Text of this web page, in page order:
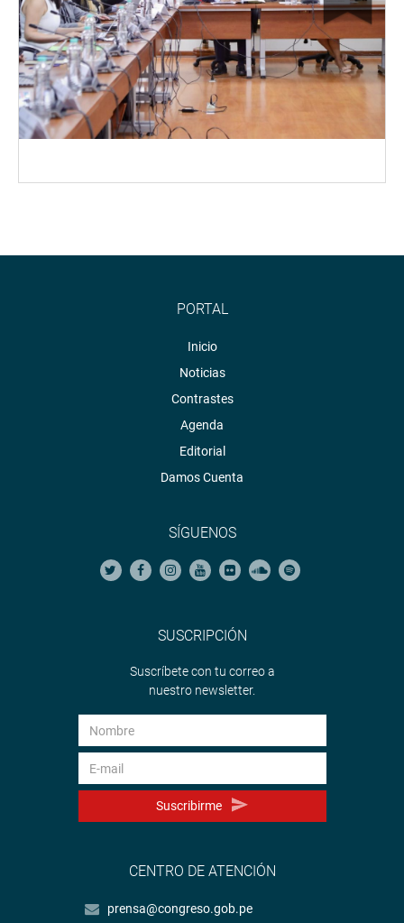
PORTAL
Inicio
Noticias
Contrastes
Agenda
Editorial
Damos Cuenta
SÍGUENOS
SUSCRIPCIÓN
Suscríbete con tu correo a
nuestro newsletter.
Suscribirme
CENTRO DE ATENCIÓN
prensa@congreso.gob.pe